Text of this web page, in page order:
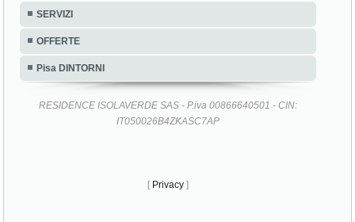
SERVIZI
OFFERTE
Pisa DINTORNI
RESIDENCE ISOLAVERDE SAS - P.iva 00866640501 - CIN:
IT050026B4ZKASC7AP
[ Privacy ]